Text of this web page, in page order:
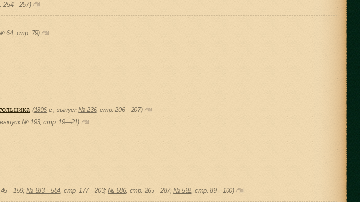
254—257)
64, cтр. 79)
(1896 г., выпуск№ 236, cтр. 206—207)
№ 193, cтр. 19—21)
№ 583—584, cтр. 177—203;№ 586, cтр. 265—287;№ 592, cтр. 89—100)